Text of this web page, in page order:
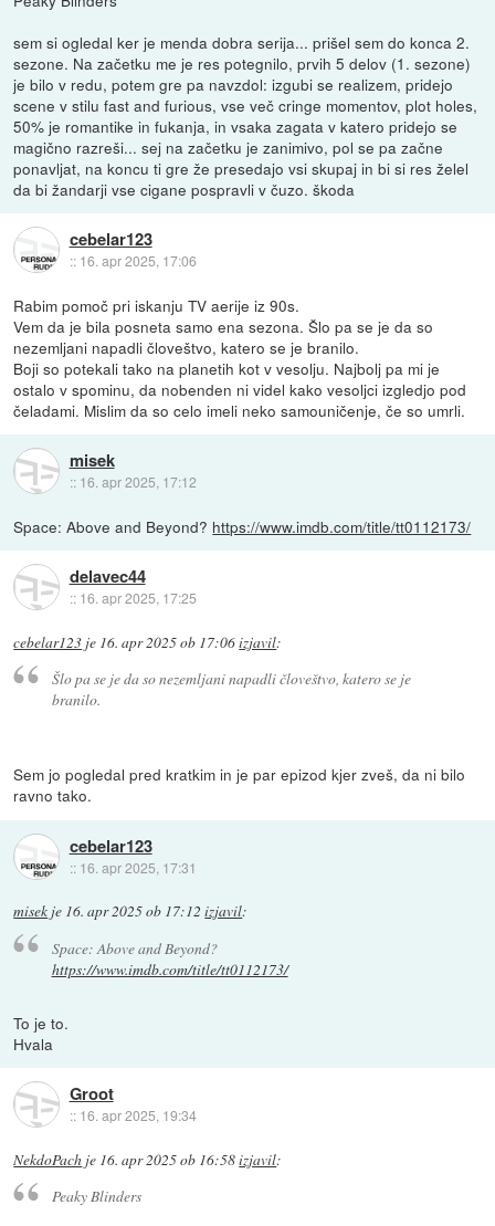
sem si ogledal ker je menda dobra serija... prišel sem do konca 2.
sezone. Na začetku me je res potegnilo, prvih 5 delov (1. sezone)
je bilo v redu, potem gre pa navzdol: izgubi se realizem, pridejo
scene v stilu fast and furious, vse več cringe momentov, plot holes,
50% je romantike in fukanja, in vsaka zagata v katero pridejo se
magično razreši... sej na začetku je zanimivo, pol se pa začne
ponavljat, na koncu ti gre že presedajo vsi skupaj in bi si res želel
da bi žandarji vse cigane pospravli v čuzo. škoda
cebelar123
:: 16. apr 2025, 17:06
Rabim pomoč pri iskanju TV aerije iz 90s.
Vem da je bila posneta samo ena sezona. Šlo pa se je da so
nezemljani napadli človeštvo, katero se je branilo.
Boji so potekali tako na planetih kot v vesolju. Najbolj pa mi je
ostalo v spominu, da nobenden ni videl kako vesoljci izgledjo pod
čeladami. Mislim da so celo imeli neko samouničenje, če so umrli.
misek
:: 16. apr 2025, 17:12
Space: Above and Beyond? https://www.imdb.com/title/tt0112173/
delavec44
:: 16. apr 2025, 17:25
cebelar123 je 16. apr 2025 ob 17:06izjavil:
Šlo pa se je da so nezemljani napadli človeštvo, katero se je
branilo.
Sem jo pogledal pred kratkim in je par epizod kjer zveš, da ni bilo
ravno tako.
cebelar123
:: 16. apr 2025, 17:31
misek je 16. apr 2025 ob 17:12 izjavil:
Space: Above and Beyond?
https://www.imdb.com/title/tt0112173/
To je to.
Hvala
Groot
:: 16. apr 2025, 19:34
NekdoPach je 16. apr 2025 ob 16:58izjavil:
Peaky Blinders